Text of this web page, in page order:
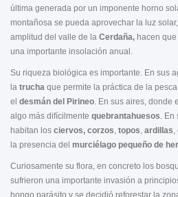
última generada por un imponente horno
montañosa se pueda aprovechar la luz
amplitud del valle de la Cerdaña, hacen
una importante insolación anual.
Su riqueza biológica es importante. En sus
la trucha que permite la práctica de la
el desmán del Pirineo. En sus aires, donde
algo más difícilmente quebrantahuesos. En
habitan los ciervos, corzos, topos, ardillas,
la presencia del murciélago pequeño de
Curiosamente su flora, en concreto los
sufrieron una importante invasión a
hongo parásito y se decidió reforestar la